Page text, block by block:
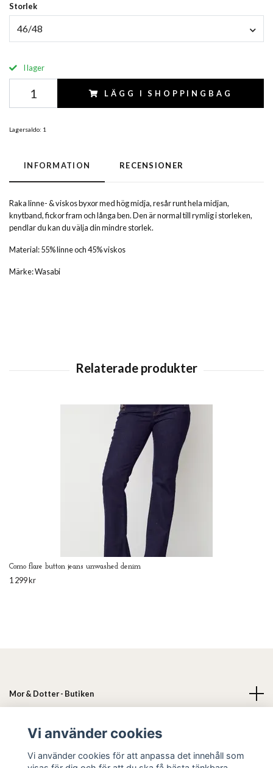
Storlek
46/48
I lager
LÄGG I SHOPPINGBAG
Lagersaldo: 1
INFORMATION RECENSIONER
Raka linne- & viskos byxor med hög midja, resår runt hela midjan,
knytband, fickor fram och långa ben. Den är normal till rymlig i storleken,
pendlar du kan du välja din mindre storlek.
Material: 55% linne och 45% viskos
Märke: Wasabi
Como flare button jeans unwashed denim
1 299 kr
Mor & Dotter - Butiken
Sociala medier
Vi använder cookies
Vi använder cookies för att anpassa det innehåll som